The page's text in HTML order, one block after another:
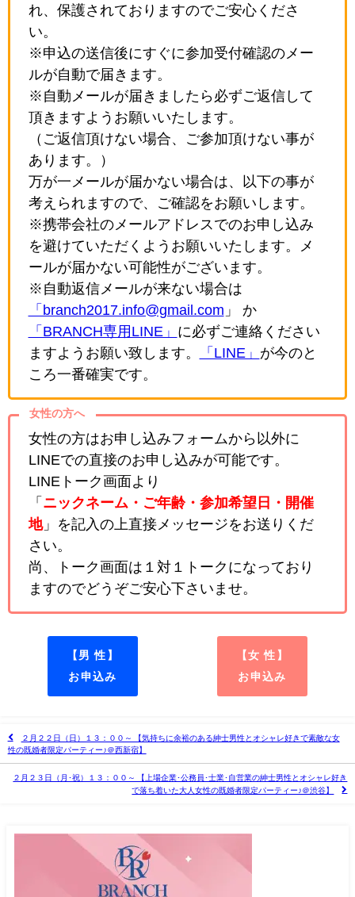
れ、保護されておりますのでご安心くださ
い。
※申込の送信後にすぐに参加受付確認のメー
ルが自動で届きます。
※自動メールが届きましたら必ずご返信して
頂きますようお願いいたします。
（ご返信頂けない場合、ご参加頂けない事が
あります。）
万が一メールが届かない場合は、以下の事が
考えられますので、ご確認をお願いします。
※携帯会社のメールアドレスでのお申し込み
を避けていただくようお願いいたします。メ
ールが届かない可能性がございます。
※自動返信メールが来ない場合は
「branch2017.info@gmail.com 」 か
「BRANCH専用LINE」 に必ずご連絡ください
ますようお願い致します。
「LINE」 が今のと
ころ一番確実です。
女性の方へ
女性の方はお申し込みフォームから以外に
LINEでの直接のお申し込みが可能です。
LINEトーク画面より
「 ニックネーム・ご年齢・参加希望日・開催
地」を記入の上直接メッセージをお送りくだ
さい。
尚、トーク画面は１対１トークになっており
ますのでどうぞご安心下さいませ。
【男 性】
お申込み
【女 性】
お申込み
２月２２日（日）１３：００～ 【気持ちに余裕のある紳士男性とオシャレ好きで素敵な女
性の既婚者限定パーティー♪＠西新宿】
２月２３日（月･祝）１３：００～ 【上場企業･公務員･士業･自営業の紳士男性とオシャレ好き
で落ち着いた大人女性の既婚者限定パーティー♪＠渋谷】